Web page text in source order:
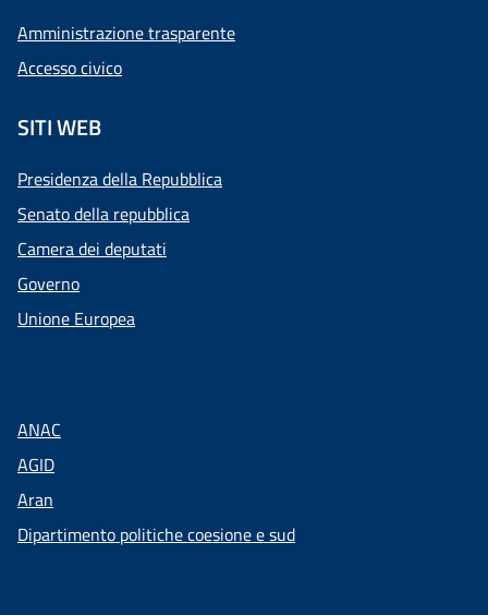
Amministrazione trasparente
Accesso civico
SITI WEB
Presidenza della Repubblica
Senato della repubblica
Camera dei deputati
Governo
Unione Europea
ANAC
AGID
Aran
Dipartimento politiche coesione e sud